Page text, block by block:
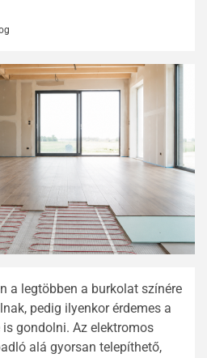
a legtöbben a burkolat színére
pedig ilyenkor érdemes a
gondolni. Az elektromos
alá gyorsan telepíthető,